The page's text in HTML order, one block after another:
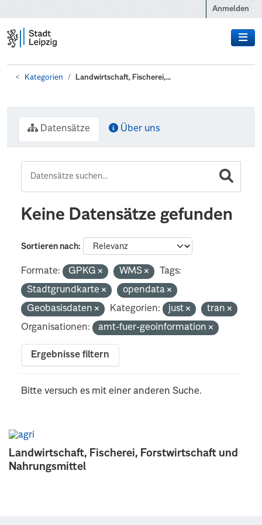
Anmelden
Kategorien Landwirtschaft, Fischerei,...
Landwirtschaft, Fischerei, Forstwirtschaft und
Nahrungsmittel
Datensätze Über uns
Keine Datensätze gefunden
Sortieren nach
Formate: GPKG WMS
Tags:
Stadtgrundkarte
opendata
Geobasisdaten
Kategorien: just
tran
Organisationen:
amt-fuer-geoinformation
Ergebnisse filtern
Bitte versuch es mit einer anderen Suche.